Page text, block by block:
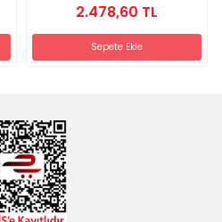
2.478,60 TL
Sepete Ekle